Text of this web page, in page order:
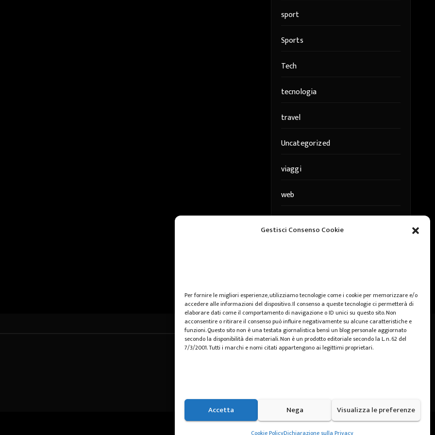
Gestisci Consenso Cookie
Per fornire le migliori esperienze, utilizziamo tecnologie come i cookie per memorizzare e/o
accedere alle informazioni del dispositivo. Il consenso a queste tecnologie ci permetterà di
elaborare dati come il comportamento di navigazione o ID unici su questo sito. Non
acconsentire o ritirare il consenso può influire negativamente su alcune caratteristiche e
funzioni. Questo sito non è una testata giornalistica bensì un blog personale aggiornato
secondo la disponibilità dei materiali. Non è un prodotto editoriale secondo la L. n. 62 del
7/3/2001. Tutti i marchi e nomi citati appartengono ai legittimi proprietari.
Accetta Nega Visualizza le preferenze
Cookie PolicyDichiarazione sulla Privacy
sport
Sports
Tech
tecnologia
travel
Uncategorized
viaggi
web
Home Cookie Policy (UE)